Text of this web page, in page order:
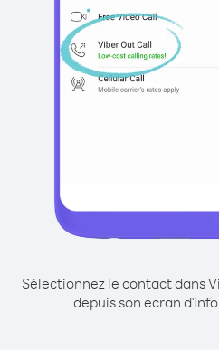
Sélectionnez le contact dans
depuis son écran